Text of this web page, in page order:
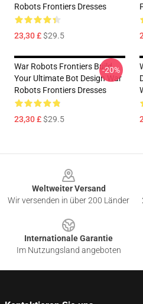
Robots Frontiers Dresses
23,30 £$29.5
War Robots Frontiers Build
Your Ultimate Bot Design War
Robots Frontiers Dresses
23,30 £$29.5
-20%
Weltweiter Versand
Wir versenden in über 200 Länder
Internationale Garantie
Im Nutzungsland angeboten